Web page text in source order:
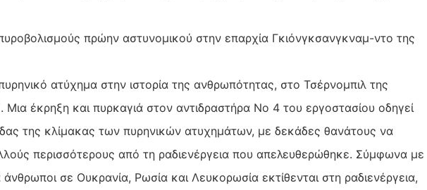
πρώην αστυνομικού στην επαρχία Γκιόνγκσανγκναμ-ντο της
ατύχημα στην ιστορία της ανθρωπότητας, στο Τσέρνομπιλ της
έκρηξη και πυρκαγιά στον αντιδραστήρα Νο 4 του εργοστασίου οδηγεί
της κλίμακας των πυρηνικών ατυχημάτων, με δεκάδες θανάτους να
περισσότερους από τη ραδιενέργεια που απελευθερώθηκε. Σύμφωνα με
σε Ουκρανία, Ρωσία και Λευκορωσία εκτίθενται στη ραδιενέργεια,